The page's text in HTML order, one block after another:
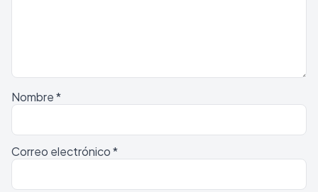
Nombre*
Correo electrónico*